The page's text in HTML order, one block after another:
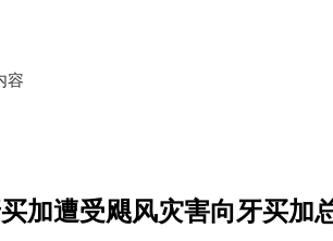
容
加遭受飓风灾害向牙买加